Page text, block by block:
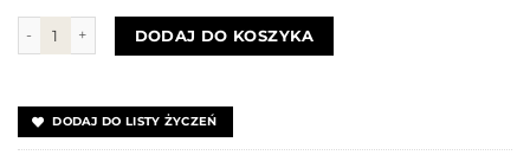
ilość Obraz GREEN LINEAR FLOWERS I
DODAJ DO KOSZYKA
DODAJ DO LISTY ŻYCZEŃ